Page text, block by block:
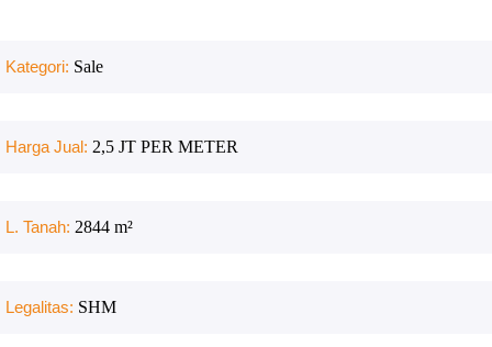
Kategori: Sale
Harga Jual: 2,5 JT PER METER
L. Tanah: 2844 m²
Legalitas: SHM